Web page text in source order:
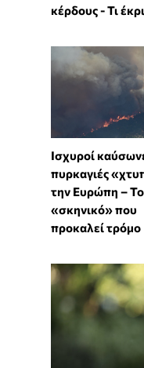
κέρδους - Τι
Ισχυροί
πυρκαγιές
την Ευρώπη – Το
«σκηνικό» που
προκαλεί τρόμο